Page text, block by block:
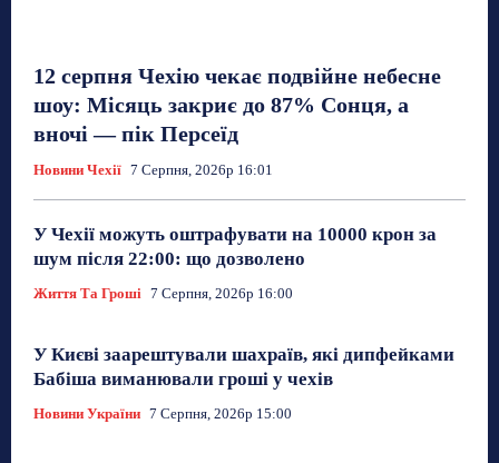
12 серпня Чехію чекає подвійне небесне
шоу: Місяць закриє до 87% Сонця, а
вночі — пік Персеїд
Новини Чехії 7 Серпня, 2026р 16:01
У Чехії можуть оштрафувати на 10000 крон за
шум після 22:00: що дозволено
Життя Та Гроші 7 Серпня, 2026р 16:00
У Києві заарештували шахраїв, які дипфейками
Бабіша виманювали гроші у чехів
Новини України 7 Серпня, 2026р 15:00